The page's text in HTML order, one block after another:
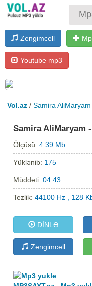
Zengimcell
Youtube mp3
Vol.az / Samira AliMaryam
Samira AliMaryam
Ölçüsü:4.39 Mb
Yüklənib: 175
Müddəti:04:43
Tezlik:44100 Hz , 128
DİNLƏ
Zengimcell